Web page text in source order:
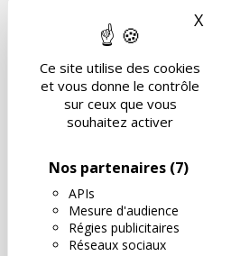
Ce site utilise des cookies
et vous donne le contrôle
sur ceux que vous
souhaitez activer
Nos partenaires (7)
APIs
Mesure d'audience
Régies publicitaires
Réseaux sociaux
X
NOUS
Ouvrir un
Devenez
Carrières et
SUIVEZ AUTOVISION SUR LES
ACTUS